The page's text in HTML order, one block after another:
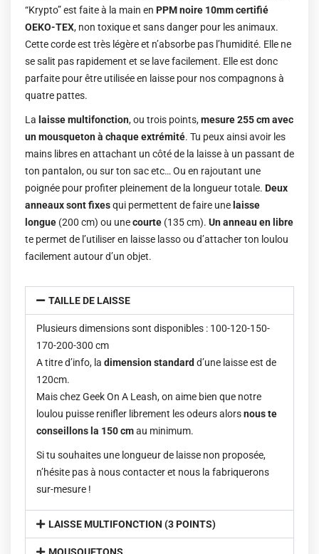
“Krypto” est faite à la main en PPM noire 10mm certifié
OEKO-TEX, non toxique et sans danger pour les animaux.
Cette corde est très légère et n’absorbe pas l’humidité. Elle ne
se salit pas rapidement et se lave facilement. Elle est donc
parfaite pour être utilisée en laisse pour nos compagnons à
quatre pattes.
La laisse multifonction, ou trois points,mesure 255 cm avec
un mousqueton à chaque extrémité. Tu peux ainsi avoir les
mains libres en attachant un côté de la laisse à un passant de
ton pantalon, ou sur ton sac etc… Ou en rajoutant une
poignée pour profiter pleinement de la longueur totale. Deux
anneaux sont fixesqui permettent de faire une laisse
longue (200 cm) ou unecourte (135 cm). Un anneau en libre
te permet de l’utiliser en laisse lasso ou d’attacher ton loulou
facilement autour d’un objet.
TAILLE DE LAISSE
Plusieurs dimensions sont disponibles : 100-120-150-
170-200-300 cm
A titre d’info, la dimension standard d’une laisse est de
120cm.
Mais chez Geek On A Leash, on aime bien que notre
loulou puisse renifler librement les odeurs alorsnous te
conseillons la 150 cmau minimum.
Si tu souhaites une longueur de laisse non proposée,
n’hésite pas à nous contacter et nous la fabriquerons
sur-mesure !
LAISSE MULTIFONCTION (3 POINTS)